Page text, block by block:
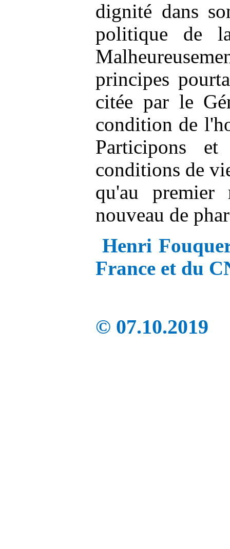
dignité dans
politique de
principes
citée par le
condition de
Participons
conditions de
qu'au premier
nouveau de
Henri
France et du
© 07.10.2019